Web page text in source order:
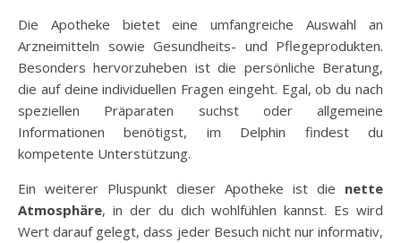
Die Apotheke bietet eine umfangreiche Auswahl an
Arzneimitteln sowie Gesundheits- und Pflegeprodukten.
Besonders hervorzuheben ist die persönliche Beratung,
die auf deine individuellen Fragen eingeht. Egal, ob du nach
speziellen Präparaten suchst oder allgemeine
Informationen benötigst, im Delphin findest du
kompetente Unterstützung.
Ein weiterer Pluspunkt dieser Apotheke ist die nette
Atmosphäre, in der du dich wohlfühlen kannst. Es wird
Wert darauf gelegt, dass jeder Besuch nicht nur informativ,